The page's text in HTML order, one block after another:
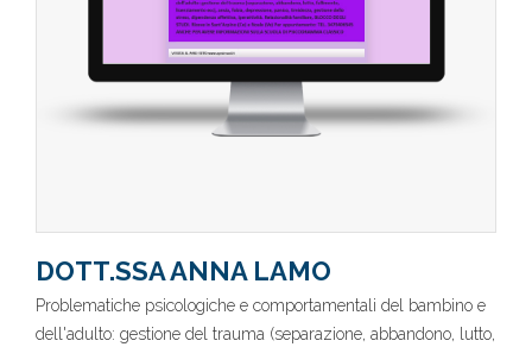
DOTT.SSA ANNA LAMO
Problematiche psicologiche e comportamentali del bambino e
dell'adulto: gestione del trauma (separazione, abbandono, lutto,